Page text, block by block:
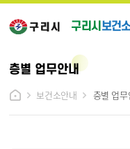
구리시 보건
층별 업무안내
보건소안내
층별 업무